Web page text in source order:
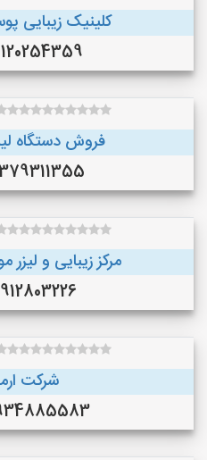
کلینیک زیبایی
09120254359
فروش دستگاه
09379311355
مرکز زیبایی و لیزر
09912803226
شرکت
09934885583